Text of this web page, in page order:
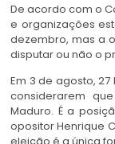
De acordo com o
e organizações
dezembro, mas a
disputar ou não o
Em 3 de agosto,
considerarem
Maduro. É a
opositor Henrique